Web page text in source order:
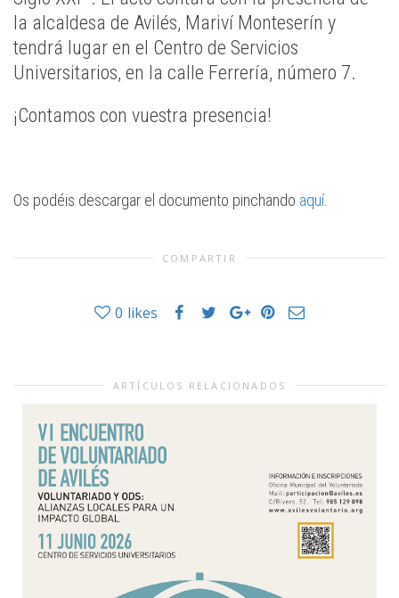
la alcaldesa de Avilés, Mariví Monteserín y
tendrá lugar en el Centro de Servicios
Universitarios, en la calle Ferrería, número 7.
¡Contamos con vuestra presencia!
Os podéis descargar el documento pinchando aquí.
COMPARTIR
0 likes
ARTÍCULOS RELACIONADOS